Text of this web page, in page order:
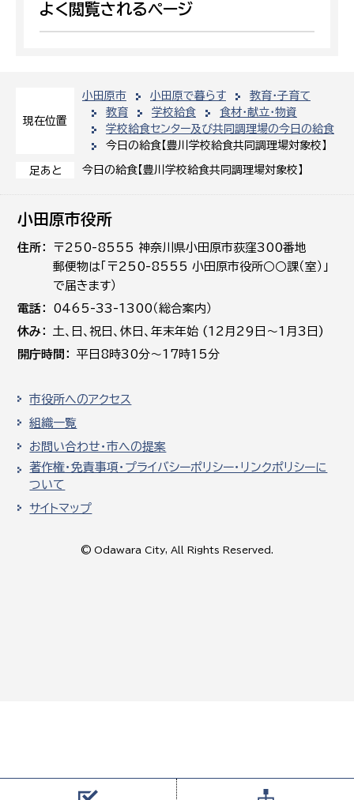
現在位置
小田原市 小田原で暮らす
教育・子育て
教育
学校給食
食材・献立・物資
学校給食センター及び共同調理場の今日の給食
今日の給食【豊川学校給食共同調理場対象校】
足あと 今日の給食【豊川学校給食共同調理場対象校】
よく閲覧されるページ
小田原市役所
住所
〒250-8555 神奈川県小田原市荻窪300番地
郵便物は「〒250-8555 小田原市役所○○課（室）」
で届きます）
電話
0465-33-1300（総合案内）
休み
土､日､祝日、休日、年末年始 (12月29日～1月3日)
開庁時間
平日8時30分～17時15分
市役所へのアクセス
組織一覧
お問い合わせ・市への提案
著作権・免責事項・プライバシーポリシー・リンクポリシーに
ついて
サイトマップ
© Odawara City, All Rights Reserved.